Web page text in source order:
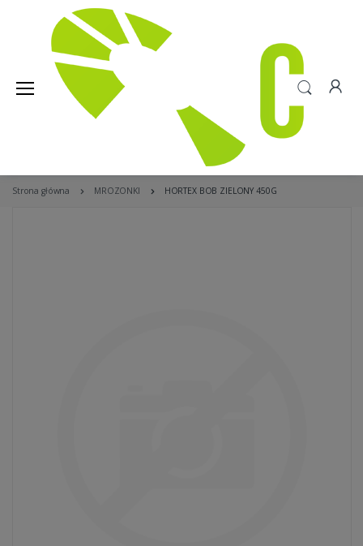
Strona główna MROZONKI HORTEX BOB ZIELONY 450G